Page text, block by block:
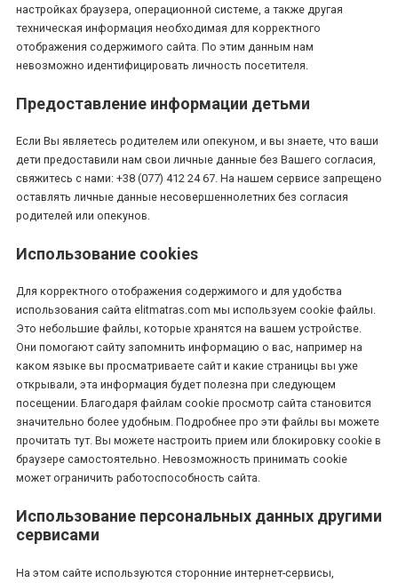
настройках браузера, операционной системе, а также другая
техническая информация необходимая для корректного
отображения содержимого сайта. По этим данным нам
невозможно идентифицировать личность посетителя.
Предоставление информации детьми
Если Вы являетесь родителем или опекуном, и вы знаете, что ваши
дети предоставили нам свои личные данные без Вашего согласия,
свяжитесь с нами: +38 (077) 412 24 67. На нашем сервисе запрещено
оставлять личные данные несовершеннолетних без согласия
родителей или опекунов.
Использование cookies
Для корректного отображения содержимого и для удобства
использования сайта elitmatras.com мы используем cookie файлы.
Это небольшие файлы, которые хранятся на вашем устройстве.
Они помогают сайту запомнить информацию о вас, например на
каком языке вы просматриваете сайт и какие страницы вы уже
открывали, эта информация будет полезна при следующем
посещении. Благодаря файлам cookie просмотр сайта становится
значительно более удобным. Подробнее про эти файлы вы можете
прочитать тут. Вы можете настроить прием или блокировку cookie в
браузере самостоятельно. Невозможность принимать cookie
может ограничить работоспособность сайта.
Использование персональных данных другими
сервисами
На этом сайте используются сторонние интернет-сервисы,